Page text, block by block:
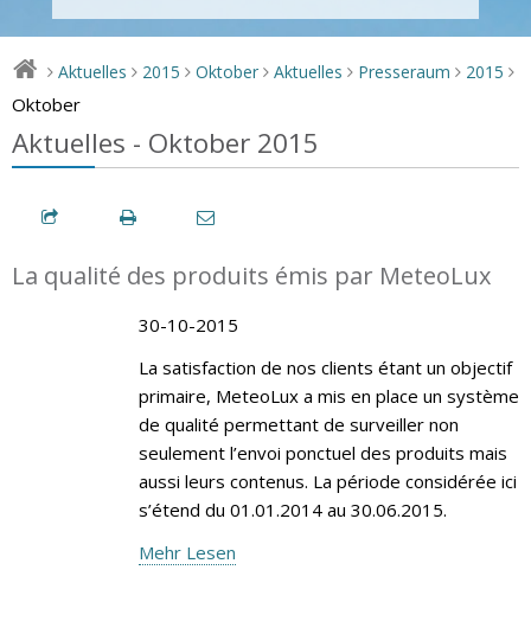
> Aktuelles > 2015 > Oktober > Aktuelles > Presseraum > 2015 >
Oktober
Aktuelles - Oktober 2015
La qualité des produits émis par MeteoLux
30-10-2015
La satisfaction de nos clients étant un objectif
primaire, MeteoLux a mis en place un système
de qualité permettant de surveiller non
seulement l’envoi ponctuel des produits mais
aussi leurs contenus. La période considérée ici
s’étend du 01.01.2014 au 30.06.2015.
Mehr Lesen